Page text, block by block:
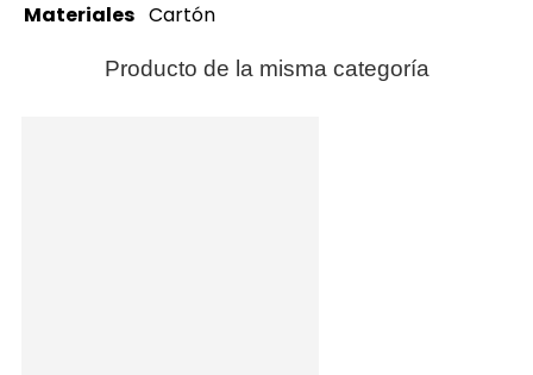
Materiales Cartón
Producto de la misma categoría